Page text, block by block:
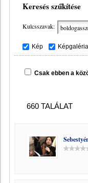
Keresés szűkítése
Kulcsszavak:
Kép Képgaléria
Csak ebben a
660 TALÁLAT